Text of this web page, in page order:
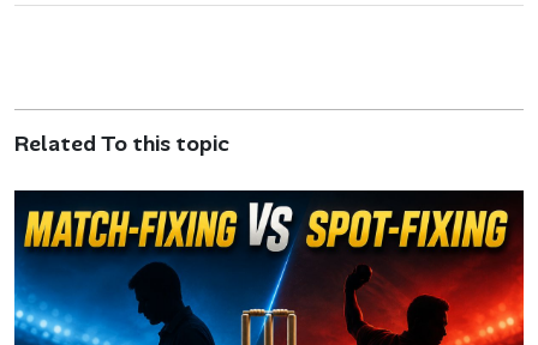
Related To this topic